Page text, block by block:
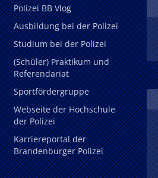
Polizei BB Vlog
Ausbildung bei der Polizei
Studium bei der Polizei
(Schüler) Praktikum und
Referendariat
Sportfördergruppe
Webseite der Hochschule
der Polizei
Karriereportal der
Brandenburger Polizei